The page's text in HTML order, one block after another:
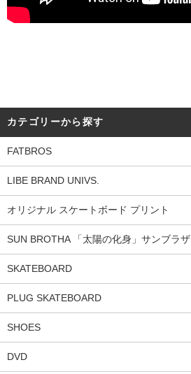
カテゴリーから探す
FATBROS
LIBE BRAND UNIVS.
オリジナル スケートボード プリント
SUN BROTHA 「太陽の化身」サンブラザ
SKATEBOARD
PLUG SKATEBOARD
SHOES
DVD